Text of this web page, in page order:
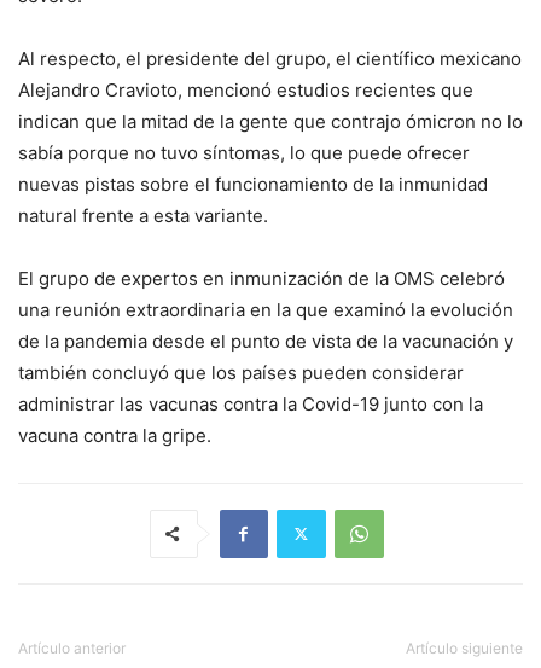
Al respecto, el presidente del grupo, el científico mexicano
Alejandro Cravioto, mencionó estudios recientes que
indican que la mitad de la gente que contrajo ómicron no lo
sabía porque no tuvo síntomas, lo que puede ofrecer
nuevas pistas sobre el funcionamiento de la inmunidad
natural frente a esta variante.
El grupo de expertos en inmunización de la OMS celebró
una reunión extraordinaria en la que examinó la evolución
de la pandemia desde el punto de vista de la vacunación y
también concluyó que los países pueden considerar
administrar las vacunas contra la Covid-19 junto con la
vacuna contra la gripe.
Artículo anterior Artículo siguiente